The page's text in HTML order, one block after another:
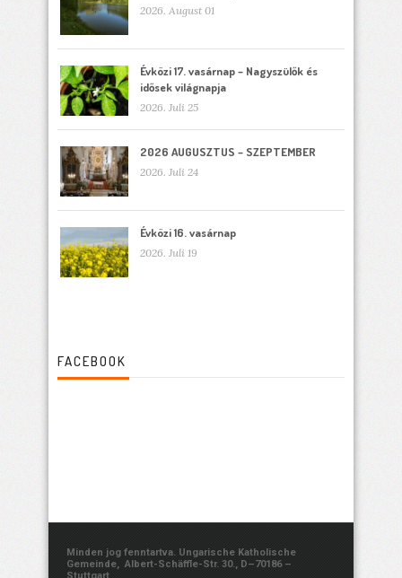
2026. August 01
Évközi 17. vasárnap – Nagyszülők és
idősek világnapja
2026. Juli 25
2026 AUGUSZTUS – SZEPTEMBER
2026. Juli 24
Évközi 16. vasárnap
2026. Juli 19
FACEBOOK
Minden jog fenntartva. Ungarische Katholische
Gemeinde, Albert-Schäffle-Str. 30., D–70186 –
Stuttgart